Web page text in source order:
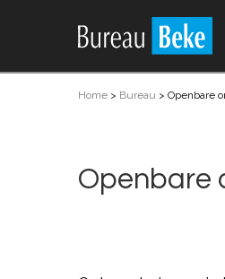
Home > Bureau > Openbare
Openbare